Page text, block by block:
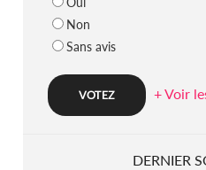
Non
Sans avis
+ Voir
DERNIER